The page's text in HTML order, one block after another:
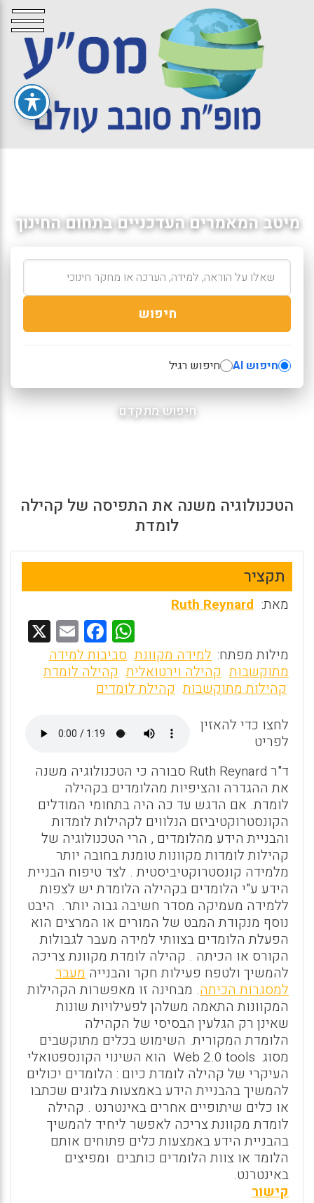
מיטב המאמרים העדכניים בתחום החינוך
חיפוש
חיפוש AI חיפוש רגיל
חיפוש מתקדם
הטכנולוגיה משנה את התפיסה של קהילה
לומדת
תקציר
מאת: Ruth Reynard
W
h
at
s
A
p
p
F
a
ce
o
o
k
E
m
ai
מילות מפתח: למידה מקוונת סביבות למידה
מתוקשבות קהילה וירטואלית קהילה לומדת
קהילות מתוקשבות קהילת לומדים
לחצו כדי להאזין
לפריט
ד"ר Ruth Reynard סבורה כי הטכנולוגיה משנה
את ההגדרה והציפיות מהלומדים בקהילה
לומדת. אם הדגש עד כה היה בתחומי המודלים
הקונסטרוקטיביזם הנלווים לקהילות לומדות
והבניית הידע מהלומדים , הרי הטכנולוגיה של
קהילות לומדות מקוונות טומנת בחובה יותר
מלמידה קונסטרוקטיביסטית . לצד טיפוח הבניית
הידע ע"י הלומדים בקהילה הלומדת יש לצפות
ללמידה מעמיקה מסדר חשיבה גבוה יותר. היבט
נוסף מנקודת המבט של המורים או המרצים הוא
הפעלת הלומדים בצוותי למידה מעבר לגבולות
הקורס או הכיתה . קהילה לומדת מקוונת צריכה
להמשיך ולטפח פעילות חקר והבנייה מעבר
למסגרות הכיתה. מבחינה זו מאפשרות הקהילות
המקוונות התאמה משלהן לפעילויות שונות
שאינן רק הגלעין הבסיסי של הקהילה
הלומדת המקורית. השימוש בכלים מתוקשבים
מסוג Web 2.0 tools הוא השינוי הקונספטואלי
העיקרי של קהילה לומדת כיום : הלומדים יכולים
להמשיך בהבניית הידע באמצעות בלוגים שכתבו
או כלים שיתופיים אחרים באינטרנט . קהילה
לומדת מקוונת צריכה לאפשר ליחיד להמשיך
בהבניית הידע באמצעות כלים פתוחים אותם
הלומד או צוות הלומדים כותבים ומפיצים
באינטרנט.
קישור